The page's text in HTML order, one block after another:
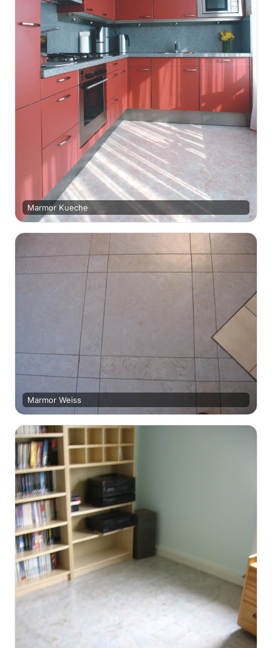
Marmor Kueche
Marmor Weiss